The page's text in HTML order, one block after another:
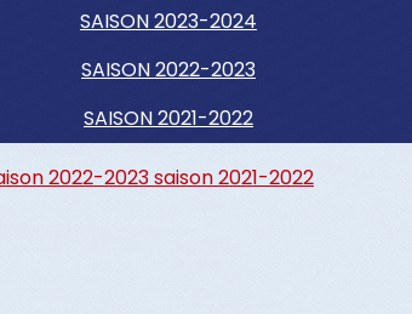
SAISON 2023-2024
SAISON 2022-2023
SAISON 2021-2022
2022-2023saison 2021-2022